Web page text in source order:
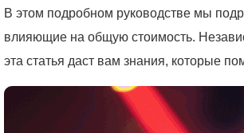
В этом подробном руководстве мы
влияющие на общую стоимость.
эта статья даст вам знания, которые